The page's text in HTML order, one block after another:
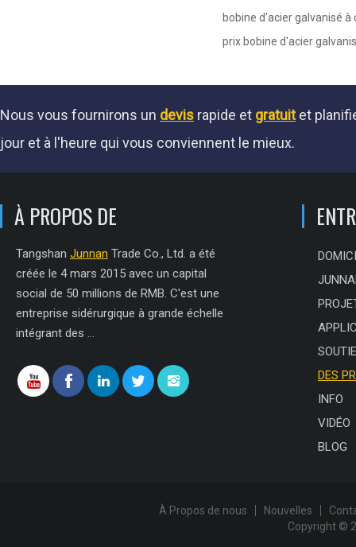
bobine d'acier galvanisé à
prix bobine d'acier
Nous vous fournirons un devis rapide et gratuitet
jour et à l'heure qui vous conviennent le mieux.
À PROPOS DE
Tangshan Junnan Trade Co., Ltd. a été
créée le 4 mars 2015 avec un capital
social de 50 millions de RMB. C'est une
entreprise sidérurgique à grande échelle
intégrant des ...
DES
INFO
VIDÉO
BLOG
À Propos de nous Nouvelles
Copyright ©